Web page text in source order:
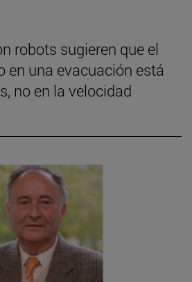
robots sugieren que el
en una evacuación está
no en la velocidad